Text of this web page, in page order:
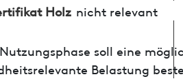
Holz nicht relevant
soll eine
Belastung